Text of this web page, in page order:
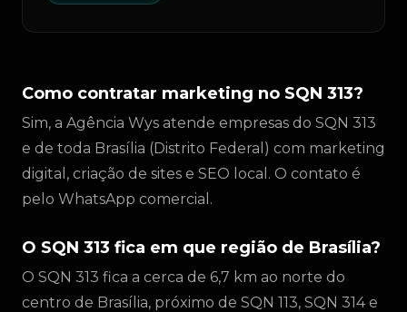
Como contratar marketing no SQN 313?
Sim, a Agência Wys atende empresas do SQN 313
e de toda Brasília (Distrito Federal) com marketing
digital, criação de sites e SEO local. O contato é
pelo WhatsApp comercial.
O SQN 313 fica em que região de Brasília?
O SQN 313 fica a cerca de 6,7 km ao norte do
centro de Brasília, próximo de SQN 113, SQN 314 e